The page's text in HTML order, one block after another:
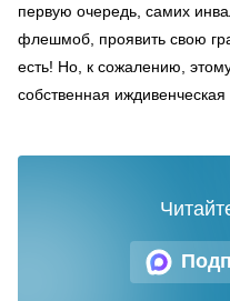
первую очередь, самих
флешмоб, проявить свою
есть! Но, к сожалению,
собственная